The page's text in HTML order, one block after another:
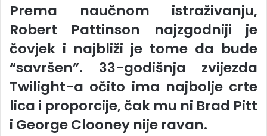
Prema naučnom istraživanju,
Robert Pattinson najzgodniji je
čovjek i najbliži je tome da bude
“savršen”. 33-godišnja zvijezda
Twilight-a očito ima najbolje crte
lica i proporcije, čak mu ni Brad Pitt
i George Clooney nije ravan.